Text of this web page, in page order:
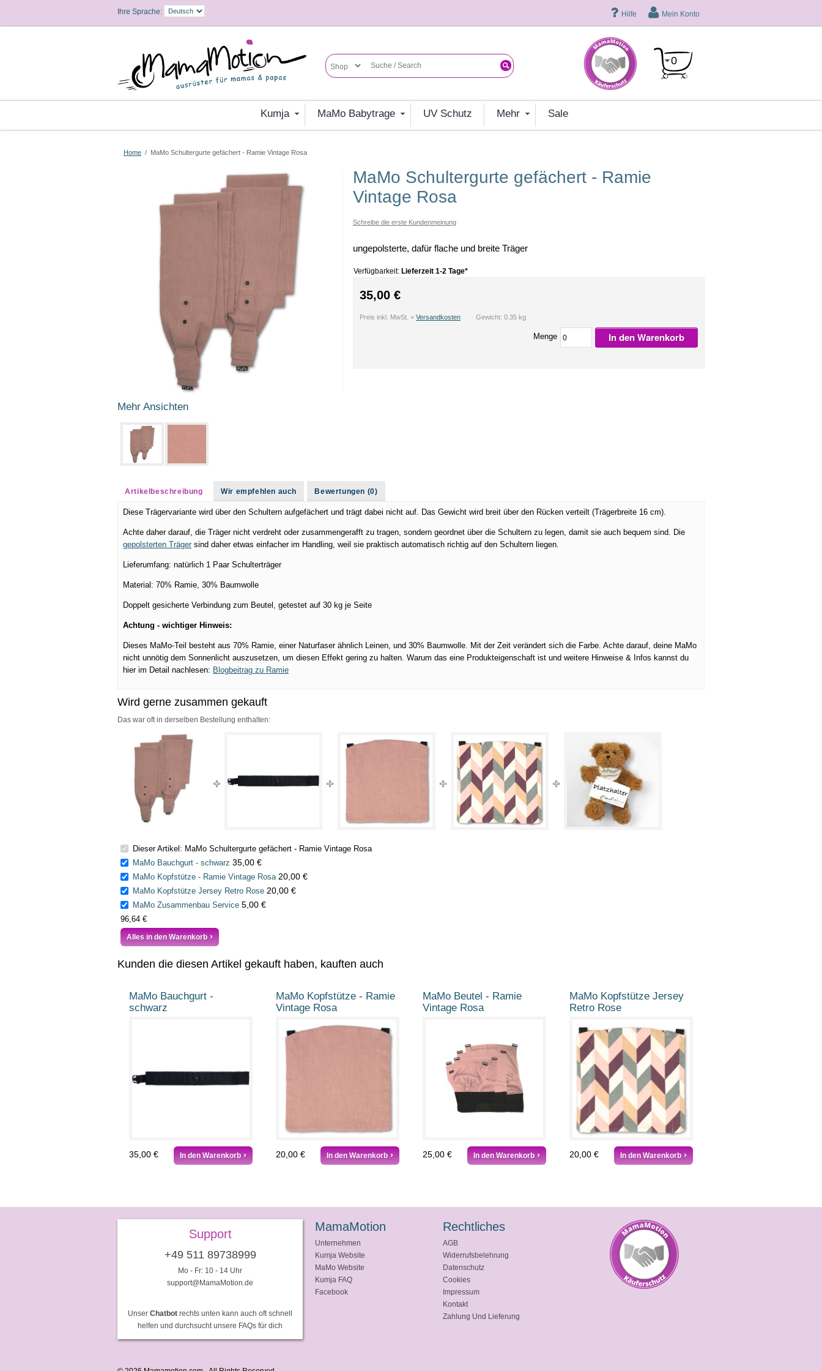
Ihre Sprache: Hilfe Mein Konto
0
Kumja MaMo Babytrage UV Schutz mehr sale
Home / MaMo Schultergurte gefächert - Ramie Vintage Rosa
Mehr Ansichten
MaMo Schultergurte gefächert - Ramie
Vintage Rosa
Schreibe die erste Kundenmeinung
ungepolsterte, dafür flache und breite Träger
Verfügbarkeit: Lieferzeit 1-2 Tage*
35,00 €
Preis inkl. MwSt. + Versandkosten Gewicht: 0.35 kg
Menge In den Warenkorb
Artikelbeschreibung Wir empfehlen auch Bewertungen (0)
Diese Trägervariante wird über den Schultern aufgefächert und trägt dabei nicht auf. Das Gewicht wird breit über den Rücken verteilt (Trägerbreite 16 cm).
Achte daher darauf, die Träger nicht verdreht oder zusammengerafft zu tragen, sondern geordnet über die Schultern zu legen, damit sie auch bequem sind. Die
gepolsterten Träger sind daher etwas einfacher im Handling, weil sie praktisch automatisch richtig auf den Schultern liegen.
Lieferumfang: natürlich 1 Paar Schulterträger
Material: 70% Ramie, 30% Baumwolle
Doppelt gesicherte Verbindung zum Beutel, getestet auf 30 kg je Seite
Achtung - wichtiger Hinweis:
Dieses MaMo-Teil besteht aus 70% Ramie, einer Naturfaser ähnlich Leinen, und 30% Baumwolle. Mit der Zeit verändert sich die Farbe. Achte darauf, deine MaMo
nicht unnötig dem Sonnenlicht auszusetzen, um diesen Effekt gering zu halten. Warum das eine Produkteigenschaft ist und weitere Hinweise & Infos kannst du
hier im Detail nachlesen: Blogbeitrag zu Ramie
Wird gerne zusammen gekauft
Das war oft in derselben Bestellung enthalten:
Dieser Artikel: MaMo Schultergurte gefächert - Ramie Vintage Rosa
MaMo Bauchgurt - schwarz 35,00 €
MaMo Kopfstütze - Ramie Vintage Rosa 20,00 €
MaMo Kopfstütze Jersey Retro Rose 20,00 €
MaMo Zusammenbau Service 5,00 €
96,64 €
Alles in den Warenkorb
Kunden die diesen Artikel gekauft haben, kauften auch
MaMo Bauchgurt -
schwarz
35,00 € In den Warenkorb
MaMo Kopfstütze - Ramie
Vintage Rosa
20,00 € In den Warenkorb
MaMo Beutel - Ramie
Vintage Rosa
25,00 € In den Warenkorb
MaMo Kopfstütze Jersey
Retro Rose
20,00 € In den Warenkorb
Support
+49 511 89738999
Mo - Fr: 10 - 14 Uhr
support@MamaMotion.de
Unser Chatbot rechts unten kann auch oft schnell
helfen und durchsucht unsere FAQs für dich
MamaMotion
Unternehmen
Kumja Website
MaMo Website
Kumja FAQ
Facebook
Rechtliches
AGB
Widerrufsbelehrung
Datenschutz
Cookies
Impressum
Kontakt
Zahlung Und Lieferung